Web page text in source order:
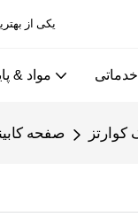
مواد & خدماتی
صفحه